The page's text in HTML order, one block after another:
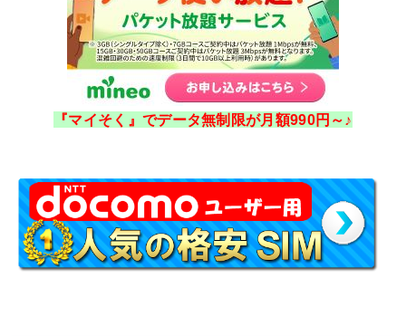
『マイそく』でデータ無制限が月額990円～♪